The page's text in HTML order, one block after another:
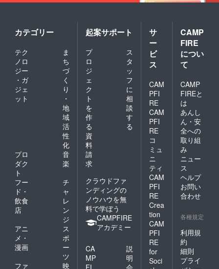
カテゴリー
テク
ノロ
ジー
・ガ
ジェ
ット
ま
ち
づ
く
り
・
地
域
活
性
化
プロ
ダク
ト
音
楽
フー
ド・
飲食
店
チ
ャ
レ
ン
ジ
アニ
メ・
漫画
ス
ポ
ー
ツ
ファ
映
起案サポート
プ
ロ
ジ
ェ
ク
ト
を
作
る
ス
タ
ッ
フ
に
相
談
す
る
資
料
請
求
クラウドファ
ンディングの
ノウハウを無
料で学ぼう
CAMPFIRE
アカデミー
CA
MP
説
明
サ
ー
ビ
ス
CAM
PFI
RE
CAM
PFI
RE
コ
ミュ
ニ
ティ
CAM
PFI
RE
Crea
tion
CAM
PFI
RE
for
Soci
CAMP
FIRE
につい
て
CAMP
FIREと
は
あんし
ん・安
全への
取り組
み
ニュー
ス
ヘルプ
お問い
合わせ
各種規定
利用規
約
細則
プライ